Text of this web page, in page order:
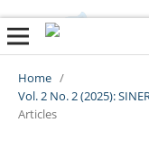
Home /
Vol. 2 No. 2 (2025):
Articles